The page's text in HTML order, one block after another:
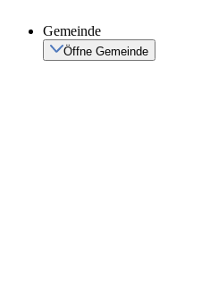
Gemeinde
Öffne Gemeinde